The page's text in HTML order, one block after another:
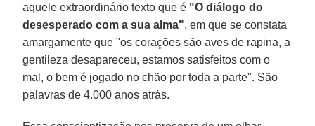
aquele extraordinário texto que é "O diálogo do
desesperado com a sua alma", em que se constata
amargamente que "os corações são aves de rapina, a
gentileza desapareceu, estamos satisfeitos com o
mal, o bem é jogado no chão por toda a parte". São
palavras de 4.000 anos atrás.